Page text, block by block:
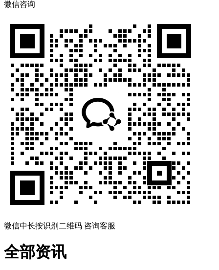
微信咨询
微信中长按识别二维码 咨询客服
全部资讯